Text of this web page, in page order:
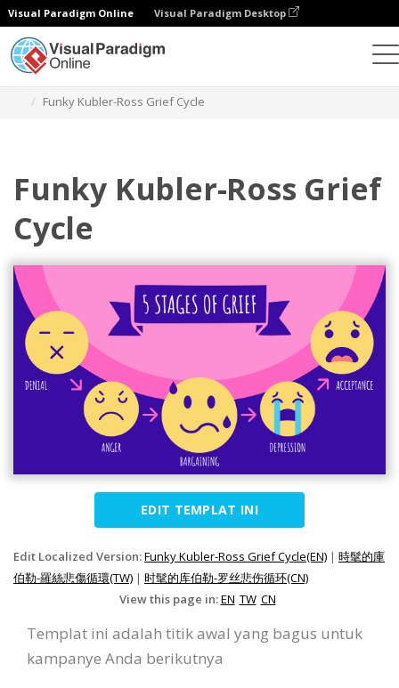
Visual Paradigm Online Visual Paradigm Desktop
Funky Kubler-Ross Grief Cycle
Funky Kubler-Ross Grief
Cycle
EDIT TEMPLAT INI
Edit Localized Version:Funky Kubler-Ross Grief Cycle(EN) | 時髦的庫
伯勒-羅絲悲傷循環(TW) | 时髦的库伯勒-罗丝悲伤循环(CN)
View this page in:EN TW CN
Templat ini adalah titik awal yang bagus untuk
kampanye Anda berikutnya